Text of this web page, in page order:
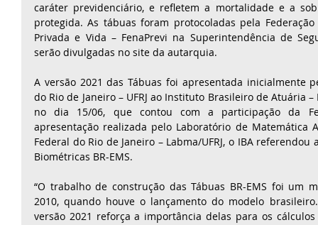
caráter previdenciário, e refletem a mortalidade e a
protegida. As tábuas foram protocoladas pela
Privada e Vida – FenaPrevi na Superintendência de
serão divulgadas no site da autarquia.
A versão 2021 das Tábuas foi apresentada inicialmente
do Rio de Janeiro – UFRJ ao Instituto Brasileiro de Atuária
no dia 15/06, que contou com a participação da
apresentação realizada pelo Laboratório de Matemática
Federal do Rio de Janeiro – Labma/UFRJ, o IBA referendou
Biométricas BR-EMS.
“O trabalho de construção das Tábuas BR-EMS foi um
2010, quando houve o lançamento do modelo
versão 2021 reforça a importância delas para os